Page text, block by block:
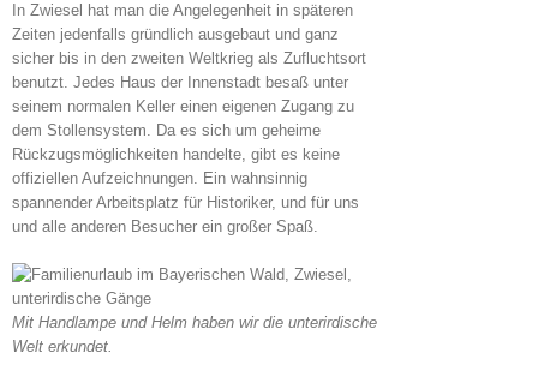
In Zwiesel hat man die Angelegenheit in späteren
Zeiten jedenfalls gründlich ausgebaut und ganz
sicher bis in den zweiten Weltkrieg als Zufluchtsort
benutzt. Jedes Haus der Innenstadt besaß unter
seinem normalen Keller einen eigenen Zugang zu
dem Stollensystem. Da es sich um geheime
Rückzugsmöglichkeiten handelte, gibt es keine
offiziellen Aufzeichnungen. Ein wahnsinnig
spannender Arbeitsplatz für Historiker, und für uns
und alle anderen Besucher ein großer Spaß.
Mit Handlampe und Helm haben wir die unterirdische
Welt erkundet.